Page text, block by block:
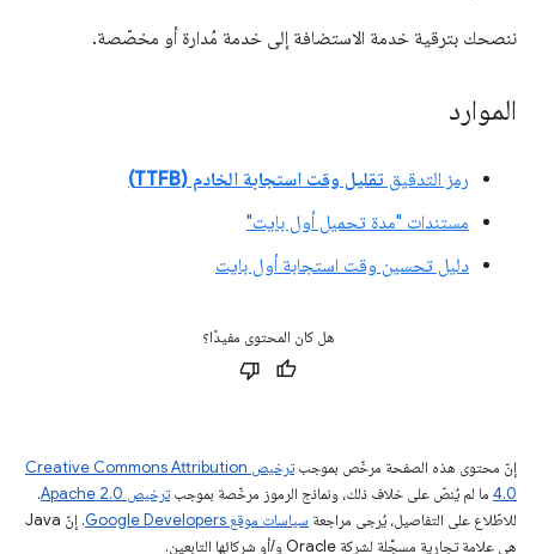
ننصحك بترقية خدمة الاستضافة إلى خدمة مُدارة أو مخصّصة.
الموارد
رمز التدقيق تقليل وقت استجابة الخادم (TTFB)
مستندات "مدة تحميل أول بايت"
دليل تحسين وقت استجابة أول بايت
هل كان المحتوى مفيدًا؟
إنّ محتوى هذه الصفحة مرخّص بموجب
ترخيص Creative Commons Attribution
4.0‏ ما لم يُنصّ على خلاف ذلك، ونماذج الرموز مرخّصة بموجبترخيص Apache 2.0‏
.
للاطّلاع على التفاصيل، يُرجى مراجعة سياسات موقع Google Developers‏
. إنّ Java
هي علامة تجارية مسجَّلة لشركة Oracle و/أو شركائها التابعين.